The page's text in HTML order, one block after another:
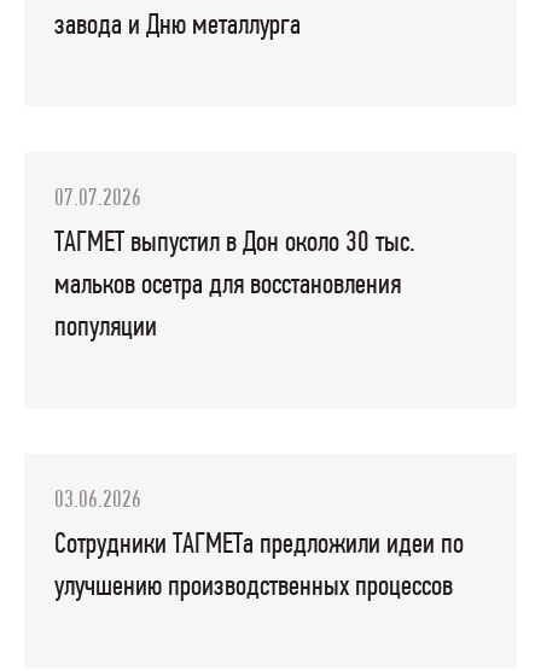
завода и Дню металлурга
07.07.2026
ТАГМЕТ выпустил в Дон около 30 тыс.
мальков осетра для восстановления
популяции
03.06.2026
Сотрудники ТАГМЕТа предложили идеи по
улучшению производственных процессов